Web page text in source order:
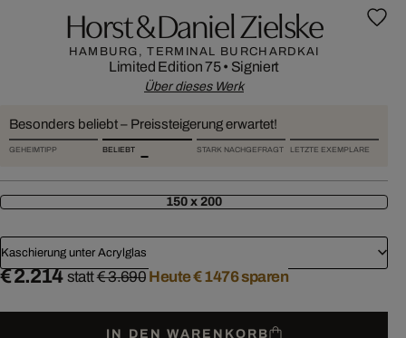
Horst & Daniel Zielske
HAMBURG, TERMINAL BURCHARDKAI
Limited Edition 75• Signiert
Über dieses Werk
Besonders beliebt – Preissteigerung erwartet!
GEHEIMTIPP BELIEBT STARK NACHGEFRAGT LETZTE EXEMPLARE
150 x 200
Kaschierung unter Acrylglas
€ 2.214 statt€ 3.690 Heute € 1476 sparen
IN DEN WARENKORB